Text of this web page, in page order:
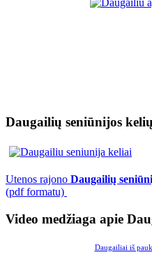
Daugailių seniūnijos
Utenos rajono Daugailių
(pdf formatu)
Video medžiaga apie
Daugailiai iš